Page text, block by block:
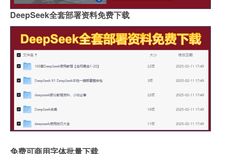
DeepSeek全套部署资料免费下载
免费可商用字体批量下载